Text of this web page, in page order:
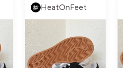
HeatOnFeet